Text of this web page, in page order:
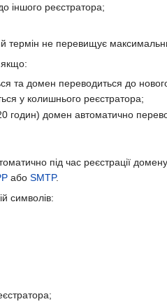
іншого реєстратора;
термін не перевищує
якщо:
та домен переводиться до
у колишнього реєстратора;
годин) домен автоматично
під час реєстрації домену.
або SMTP.
символів: